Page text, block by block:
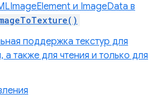
и ImageData в
поддержка текстур для
а также для чтения и только для